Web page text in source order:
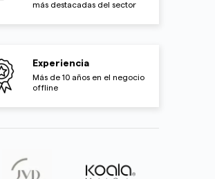
más destacadas del sector
Experiencia
Más de 10 años en el negocio
offline